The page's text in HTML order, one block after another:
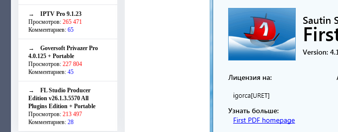
→ IPTV Pro 9.1.23
Просмотров: 265 471
Комментариев: 65
→ Goversoft Privazer Pro
4.0.125 + Portable
Просмотров: 227 804
Комментариев: 45
→ FL Studio Producer
Edition v26.1.3.5570 All
Plugins Edition + Portable
Просмотров: 213 497
Комментариев: 28